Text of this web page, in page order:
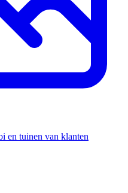
en tuinen van klanten